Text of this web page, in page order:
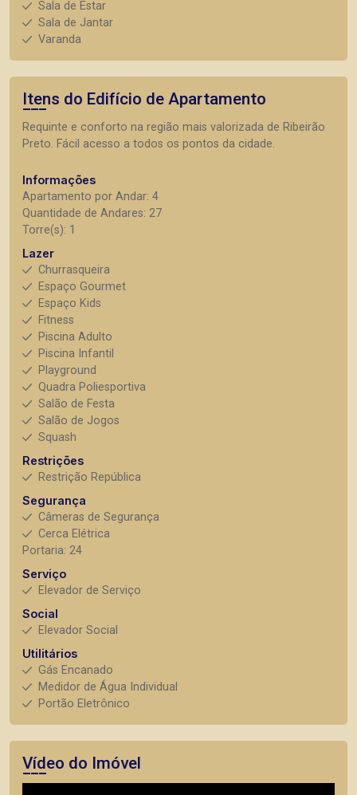
Sala de Estar
Sala de Jantar
Varanda
Itens do Edifício de Apartamento
Requinte e conforto na região mais valorizada de Ribeirão
Preto. Fácil acesso a todos os pontos da cidade.
Informações
Apartamento por Andar: 4
Quantidade de Andares: 27
Torre(s): 1
Lazer
Churrasqueira
Espaço Gourmet
Espaço Kids
Fitness
Piscina Adulto
Piscina Infantil
Playground
Quadra Poliesportiva
Salão de Festa
Salão de Jogos
Squash
Restrições
Restrição República
Segurança
Câmeras de Segurança
Cerca Elétrica
Portaria: 24
Serviço
Elevador de Serviço
Social
Elevador Social
Utilitários
Gás Encanado
Medidor de Água Individual
Portão Eletrônico
Vídeo do Imóvel